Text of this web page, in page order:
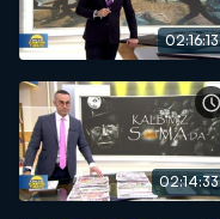
02:16:13
02:14:33